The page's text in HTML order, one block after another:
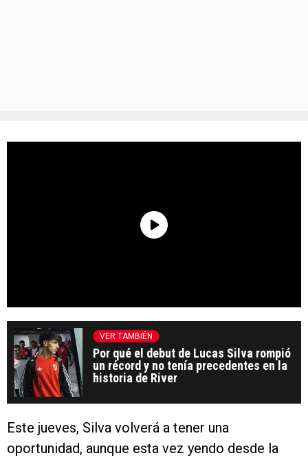
VER TAMBIÉN
Por qué el debut de Lucas Silva rompió
un récord y no tenía precedentes en la
historia de River
Este jueves, Silva volverá a tener una
oportunidad, aunque esta vez yendo desde la